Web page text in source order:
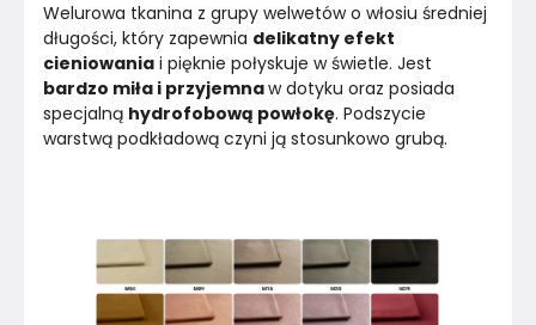
Welurowa tkanina z grupy welwetów o włosiu średniej
długości, który zapewnia delikatny efekt
cieniowania i pięknie połyskuje w świetle. Jest
bardzo miła i przyjemna w dotyku oraz posiada
specjalną hydrofobową powłokę. Podszycie
warstwą podkładową czyni ją stosunkowo grubą.